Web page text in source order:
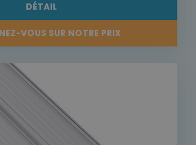
DÉTAIL
VOUS SUR NOTRE PRIX